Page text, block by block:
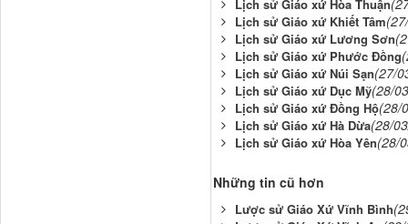
Lịch sử Giáo xứ Hòa Thuận
Lịch sử Giáo xứ Khiết Tâm
Lịch sử Giáo xứ Lương Sơn
Lịch sử Giáo xứ Phước Đồng
Lịch sử Giáo xứ Núi Sạn(27/
Lịch sử Giáo xứ Dục Mỹ(28/
Lịch sử Giáo xứ Đồng Hộ(28/
Lịch sử Giáo xứ Hà Dừa(28/
Lịch sử Giáo xứ Hòa Yên(28/
Những tin cũ hơn
Lược sử Giáo Xứ Vĩnh Bình